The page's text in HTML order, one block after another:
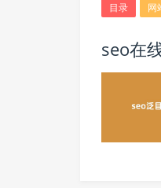
目录 网
seo在